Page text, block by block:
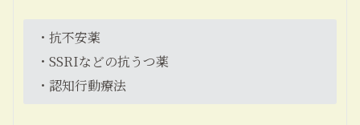
・抗不安薬
・SSRIなどの抗うつ薬
・認知行動療法